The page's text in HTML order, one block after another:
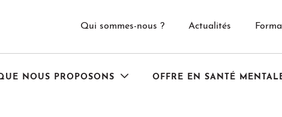
NOUS PROPOSONS OFFRE EN SANTÉ
Qui sommes-nous ? Actualités